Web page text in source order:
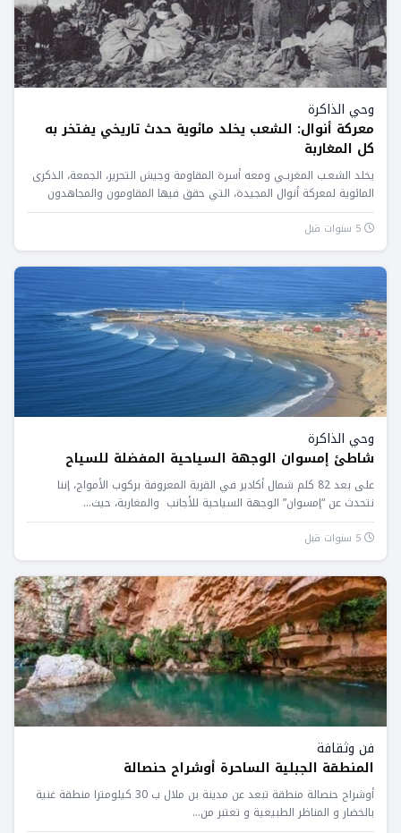
وحي الذاكرة
معركة أنوال: الشعب يخلد مائوية حدث تاريخي يفتخر به
كل المغاربة
يخلد الشعـب المغربـي ومعه أسرة المقاومة وجيش التحرير، الجمعة، الذكرى
المائوية لمعركة أنوال المجيدة، التي حقق فيها المقاومون والمجاهدون
المغاربة...
وحي الذاكرة
شاطئ إمسوان الوجهة السياحية المفضلة للسياح
على بعد 82 كلم شمال أكادير في القرية المعروفة بركوب الأمواج، إننا
نتحدث عن “إمسوان” الوجهة السياحية للأجانب والمغاربة، حيث...
فن وثقافة
المنطقة الجبلية الساحرة أوشراح حنصالة
أوشراح حنصالة منطقة تبعد عن مدينة بن ملال ب 30 كيلومترا منطقة غنية
بالخضار و المناظر الطبيعية و تعتبر من...